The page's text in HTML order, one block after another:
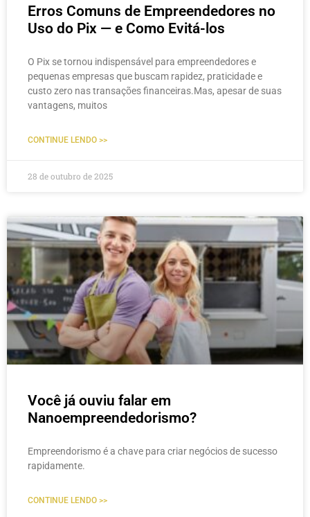
Erros Comuns de Empreendedores no
Uso do Pix — e Como Evitá-los
O Pix se tornou indispensável para empreendedores e
pequenas empresas que buscam rapidez, praticidade e
custo zero nas transações financeiras.Mas, apesar de suas
vantagens, muitos
CONTINUE LENDO >>
28 de outubro de 2025
Você já ouviu falar em
Nanoempreendedorismo?
Empreendorismo é a chave para criar negócios de sucesso
rapidamente.
CONTINUE LENDO >>